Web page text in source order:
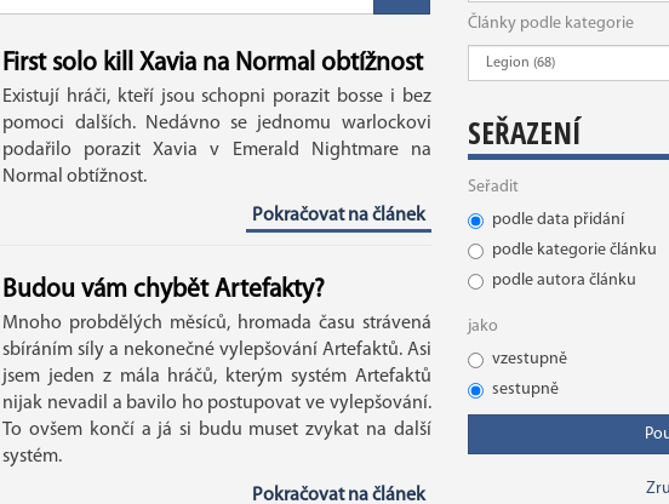
First solo kill Xavia na Normal obtížnost
Existují hráči, kteří jsou schopni porazit bosse i bez
pomoci dalších. Nedávno se jednomu warlockovi
podařilo porazit Xavia v Emerald Nightmare na
Normal obtížnost.
Pokračovat na článek
Budou vám chybět Artefakty?
Mnoho probdělých měsíců, hromada času strávená
sbíráním síly a nekonečné vylepšování Artefaktů. Asi
jsem jeden z mála hráčů, kterým systém Artefaktů
nijak nevadil a bavilo ho postupovat ve vylepšování.
To ovšem končí a já si budu muset zvykat na další
systém.
Pokračovat na článek
Články podle kategorie
SEŘAZENÍ
Seřadit
podle data přidání
podle kategorie článku
podle autora článku
jako
vzestupně
sestupně